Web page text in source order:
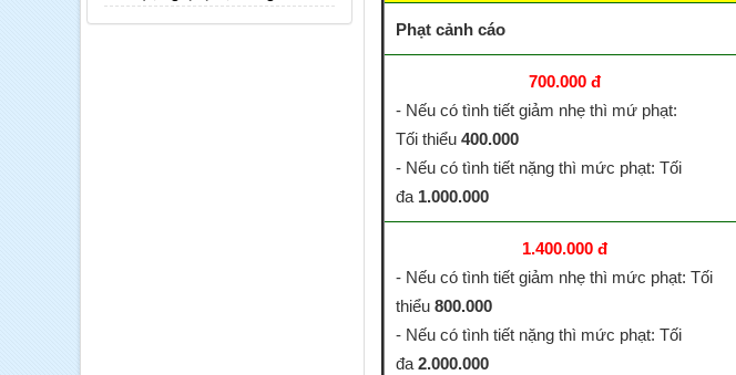
Phạt cảnh cáo
700.000 đ
- Nếu có tình tiết giảm nhẹ thì mứ phạt:
Tối thiểu 400.000
- Nếu có tình tiết nặng thì mức phạt: Tối
đa1.000.000
1.400.000 đ
- Nếu có tình tiết giảm nhẹ thì mức phạt: Tối
thiểu 800.000
- Nếu có tình tiết nặng thì mức phạt: Tối
đa2.000.000